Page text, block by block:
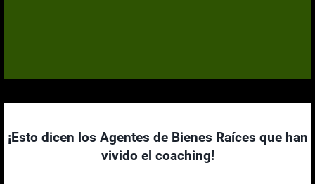
¡Esto dicen los Agentes de Bienes Raíces que han
vivido el coaching!